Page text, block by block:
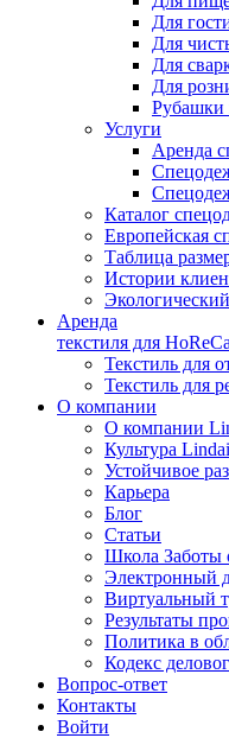
Для
Для
Для
Для
Рубашки
Услуги
Аренда
Каталог
Европейская
Таблица
Истории
Аренда
текстиля для HoReCa
Текстиль для
Текстиль для
О компании
О компании
Культура
Устойчивое
Карьера
Блог
Статьи
Школа Заботы
Электронный
Виртуальный
Результаты
Политика в
Кодекс
Вопрос-ответ
Контакты
Войти